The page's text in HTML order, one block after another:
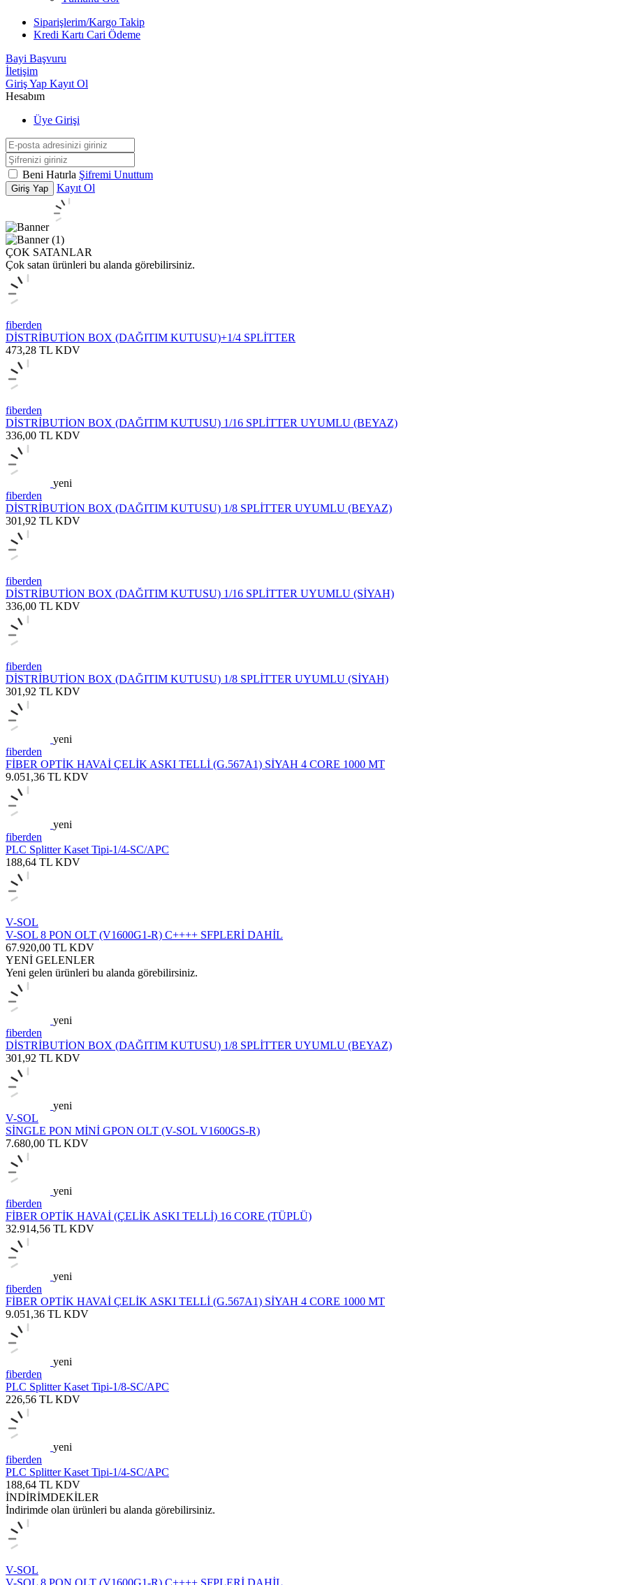
Siparişlerim/Kargo Takip
Kredi Kartı Cari Ödeme
Bayi Başvuru
İletişim
Giriş Yap Kayıt Ol
Hesabım
Üye Girişi
Beni Hatırla Şifremi Unuttum
Giriş Yap Kayıt Ol
ÇOK SATANLAR
Çok satan ürünleri bu alanda görebilirsiniz.
fiberden
DİSTRİBUTİON BOX (DAĞITIM KUTUSU)+1/4 SPLİTTER
473,28 TL KDV
fiberden
DİSTRİBUTİON BOX (DAĞITIM KUTUSU) 1/16 SPLİTTER UYUMLU (BEYAZ)
336,00 TL KDV
yeni
fiberden
DİSTRİBUTİON BOX (DAĞITIM KUTUSU) 1/8 SPLİTTER UYUMLU (BEYAZ)
301,92 TL KDV
fiberden
DİSTRİBUTİON BOX (DAĞITIM KUTUSU) 1/16 SPLİTTER UYUMLU (SİYAH)
336,00 TL KDV
fiberden
DİSTRİBUTİON BOX (DAĞITIM KUTUSU) 1/8 SPLİTTER UYUMLU (SİYAH)
301,92 TL KDV
yeni
fiberden
FİBER OPTİK HAVAİ ÇELİK ASKI TELLİ (G.567A1) SİYAH 4 CORE 1000 MT
9.051,36 TL KDV
yeni
fiberden
PLC Splitter Kaset Tipi-1/4-SC/APC
188,64 TL KDV
V-SOL
V-SOL 8 PON OLT (V1600G1-R) C++++ SFPLERİ DAHİL
67.920,00 TL KDV
YENİ GELENLER
Yeni gelen ürünleri bu alanda görebilirsiniz.
yeni
fiberden
DİSTRİBUTİON BOX (DAĞITIM KUTUSU) 1/8 SPLİTTER UYUMLU (BEYAZ)
301,92 TL KDV
yeni
V-SOL
SİNGLE PON MİNİ GPON OLT (V-SOL V1600GS-R)
7.680,00 TL KDV
yeni
fiberden
FİBER OPTİK HAVAİ (ÇELİK ASKI TELLİ) 16 CORE (TÜPLÜ)
32.914,56 TL KDV
yeni
fiberden
FİBER OPTİK HAVAİ ÇELİK ASKI TELLİ (G.567A1) SİYAH 4 CORE 1000 MT
9.051,36 TL KDV
yeni
fiberden
PLC Splitter Kaset Tipi-1/8-SC/APC
226,56 TL KDV
yeni
fiberden
PLC Splitter Kaset Tipi-1/4-SC/APC
188,64 TL KDV
İNDİRİMDEKİLER
İndirimde olan ürünleri bu alanda görebilirsiniz.
V-SOL
V-SOL 8 PON OLT (V1600G1-R) C++++ SFPLERİ DAHİL